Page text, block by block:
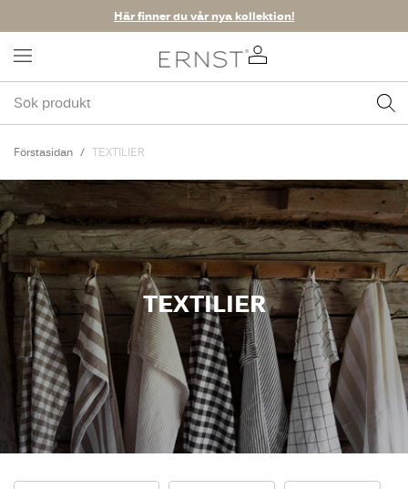
Här finner du vår nya kollektion!
Förstasidan TEXTILIER
TEXTILIER